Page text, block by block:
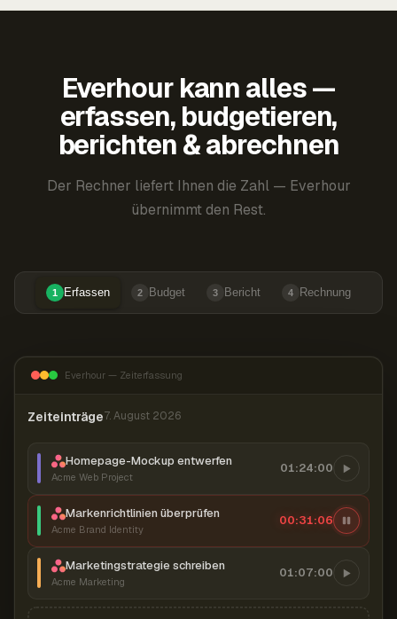
Everhour kann alles —
erfassen, budgetieren,
berichten & abrechnen
Der Rechner liefert Ihnen die Zahl — Everhour
übernimmt den Rest.
1 Erfassen 2 Budget 3 Bericht 4 Rechnung
Everhour — Zeiterfassung
Zeiteinträge7. August 2026
Homepage-Mockup entwerfen
Acme Web Project
01:24:00
Markenrichtlinien überprüfen
Acme Brand Identity
00:31:07
Marketingstrategie schreiben
Acme Marketing
01:07:00